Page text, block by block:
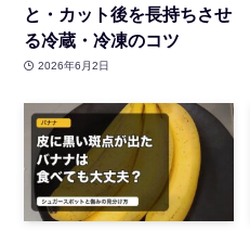
と・カット後を長持ちさせ
る冷蔵・冷凍のコツ
2026年6月2日